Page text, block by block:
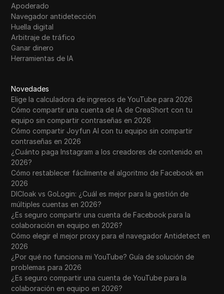
Apoderado
Navegador antidetección
Huella digital
Arbitraje de tráfico
Ganar dinero
Herramientas de IA
Novedades
Elige la calculadora de ingresos de YouTube para 2026
Cómo compartir una cuenta de IA de CreaShort con tu
equipo sin compartir contraseñas en 2026
Cómo compartir Joyfun AI con tu equipo sin compartir
contraseñas en 2026
¿Cuánto paga Instagram a los creadores de contenido en
2026?
Cómo restablecer fácilmente el algoritmo de Facebook en
2026
DICloak vs GoLogin: ¿Cuál es mejor para la gestión de
múltiples cuentas en 2026?
¿Es seguro compartir una cuenta de Facebook para la
colaboración en equipo en 2026?
Cómo elegir el mejor proxy para el navegador Antidetect en
2026
¿Por qué no funciona mi YouTube? Guía de solución de
problemas para 2026
¿Es seguro compartir una cuenta de YouTube para la
colaboración en equipo en 2026?